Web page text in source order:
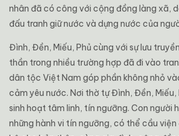
nhân đã có công với cộng đồng làng xã,
đấu tranh giữ nước và dựng nước của
Đình, Đền, Miếu, Phủ cùng với sự lưu
thần trong nhiều trường hợp đã đi vào
dân tộc Việt Nam góp phần không nhỏ
cảm yêu nước. Nơi thờ tự Đình, Đền, Miếu,
sinh hoạt tâm linh, tín ngưỡng. Con người
những hành vi tín ngưỡng, có thể cầu viện